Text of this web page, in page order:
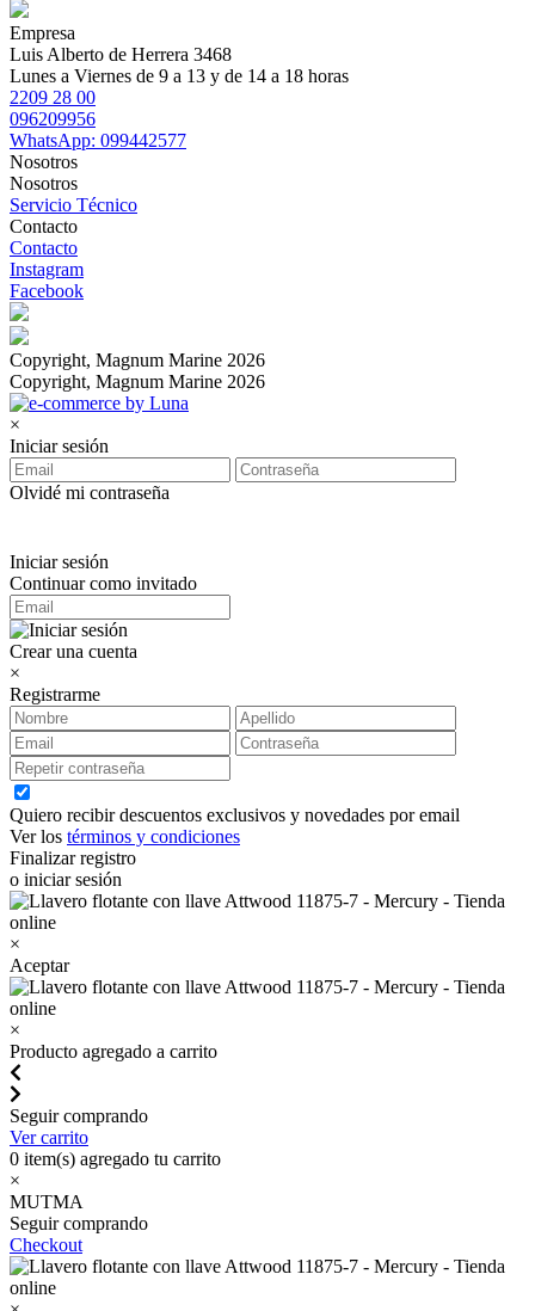
Empresa
Luis Alberto de Herrera 3468
Lunes a Viernes de 9 a 13 y de 14 a 18 horas
2209 28 00
096209956
WhatsApp: 099442577
Nosotros
Nosotros
Servicio Técnico
Contacto
Contacto
Instagram
Facebook
Copyright, Magnum Marine 2026
Copyright, Magnum Marine 2026
×
Iniciar sesión
Olvidé mi contraseña
Iniciar sesión
Continuar como invitado
Crear una cuenta
×
Registrarme
Quiero recibir descuentos exclusivos y novedades por email
Ver los términos y condiciones
Finalizar registro
o iniciar sesión
×
Aceptar
×
Producto agregado a carrito
Seguir comprando
Ver carrito
0 item(s) agregado tu carrito
×
MUTMA
Seguir comprando
Checkout